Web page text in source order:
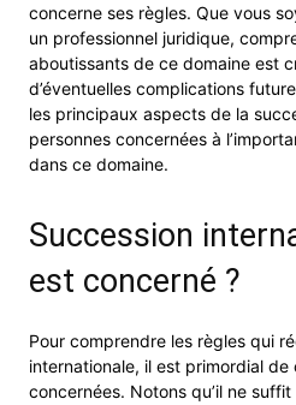
concerne ses règles. Que vous
un professionnel juridique,
aboutissants de ce domaine est
d’éventuelles complications
les principaux aspects de la
personnes concernées à
dans ce domaine.
Succession
est concerné ?
Pour comprendre les règles qui
internationale, il est primordial
concernées. Notons qu’il ne